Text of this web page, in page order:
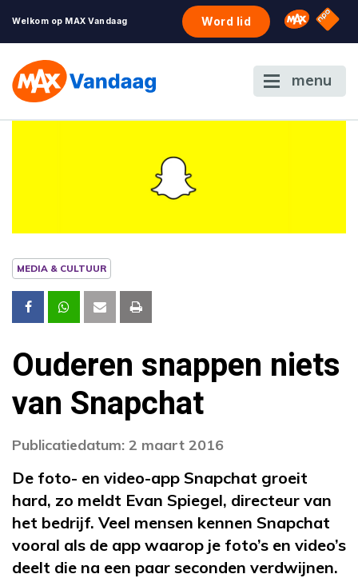
Welkom op MAX Vandaag Word lid Omroep
NPO
menu
MEDIA & CULTUUR
Ouderen snappen niets
van Snapchat
Publicatiedatum: 2 maart 2016
De foto- en video-app Snapchat groeit
hard, zo meldt Evan Spiegel, directeur van
het bedrijf. Veel mensen kennen Snapchat
vooral als de app waarop je foto’s en video’s
deelt die na een paar seconden verdwijnen.